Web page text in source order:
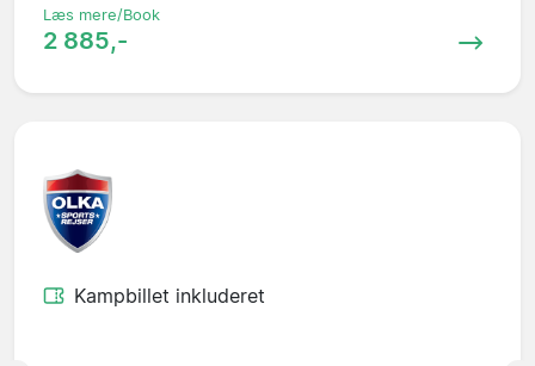
Læs mere/Book
2 885,-
Kampbillet inkluderet